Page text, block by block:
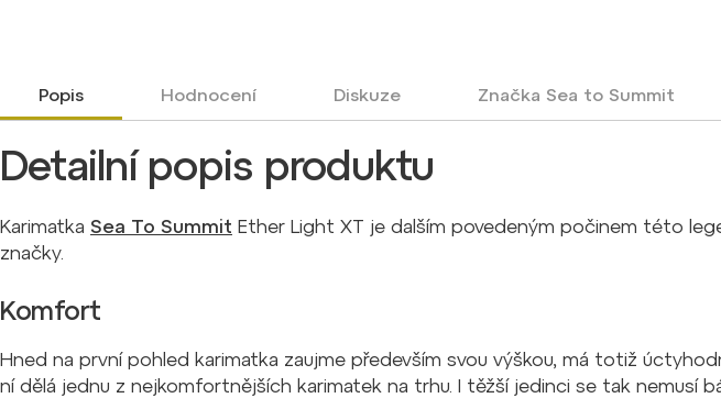
Popis Hodnocení Diskuze Značka Sea to Summit
Detailní popis produktu
Karimatka Sea To Summit Ether Light XT je dalším povedeným počinem této
značky.
Komfort
Hned na první pohled karimatka zaujme především svou výškou, má totiž
ní dělá jednu z nejkomfortnějších karimatek na trhu. I těžší jedinci se tak nemusí